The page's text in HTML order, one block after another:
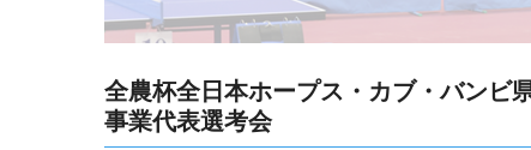
全農杯全日本ホープス・カブ・バンビ
事業代表選考会